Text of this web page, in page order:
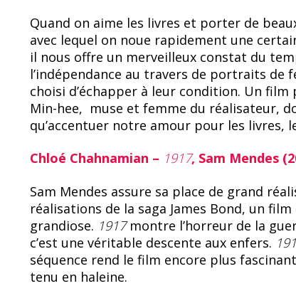
Quand on aime les livres et porter de
avec lequel on noue rapidement une
il nous offre un merveilleux constat du
l’indépendance au travers de portraits
choisi d’échapper à leur condition. Un
Min-hee, muse et femme du réalisateur,
qu’accentuer notre amour pour les livres,
Chloé Chahnamian – 1917, Sam Mendes
Sam Mendes assure sa place de grand
réalisations de la saga James Bond, un
grandiose. 1917montre l’horreur de la
c’est une véritable descente aux enfers.
séquence rend le film encore plus
tenu en haleine.